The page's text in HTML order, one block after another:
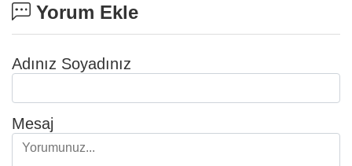
Yorum Ekle
Adınız Soyadınız
Mesaj